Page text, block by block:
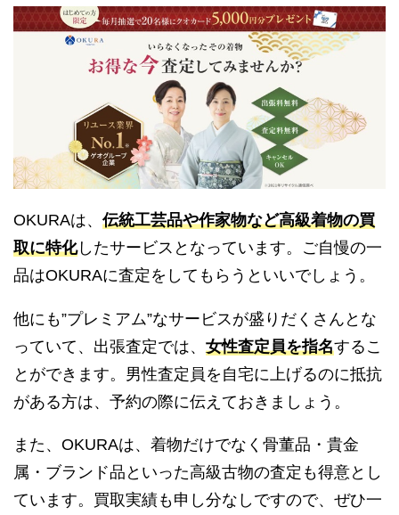
OKURAは、 伝統工芸品や作家物など高級着物の買
取に特化したサービスとなっています。ご自慢の一
品はOKURAに査定をしてもらうといいでしょう。
他にも”プレミアム”なサービスが盛りだくさんとな
っていて、出張査定では、 女性査定員を指名するこ
とができます。男性査定員を自宅に上げるのに抵抗
がある方は、予約の際に伝えておきましょう。
また、OKURAは、着物だけでなく骨董品・貴金
属・ブランド品といった高級古物の査定も得意とし
ています。買取実績も申し分なしですので、ぜひ一